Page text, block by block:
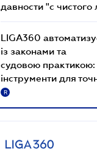
давности "с чистого
LIGA360
із законами та
судовою практикою:
інструменти для
R